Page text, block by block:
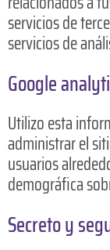
servicios de
servicios de
Google
Utilizo esta
administrar el
usuarios
demográfica
Secreto y